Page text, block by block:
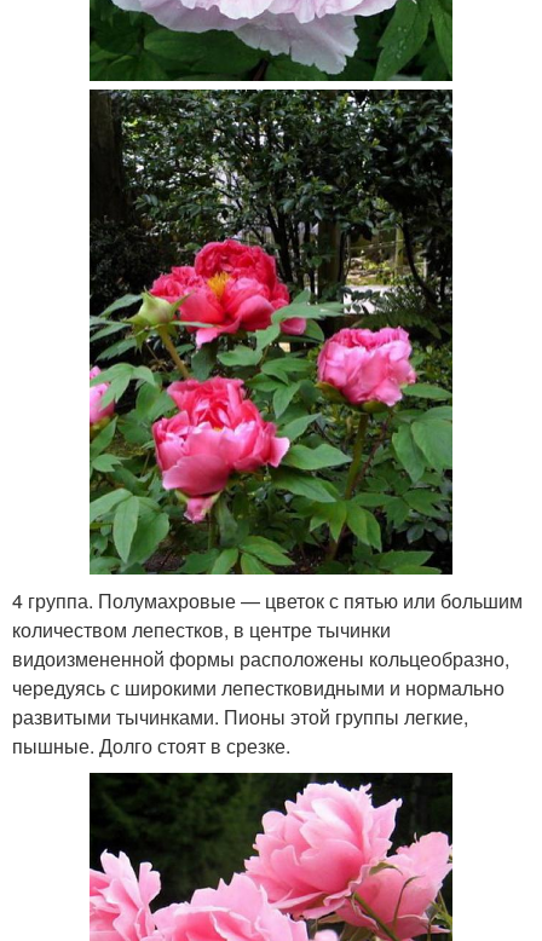
4 группа. Полумахровые — цветок с пятью или большим
количеством лепестков, в центре тычинки
видоизмененной формы расположены кольцеобразно,
чередуясь с широкими лепестковидными и нормально
развитыми тычинками. Пионы этой группы легкие,
пышные. Долго стоят в срезке.